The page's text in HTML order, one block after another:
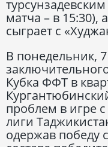
матча – в 15:30),
сыграет с
В понедельник,
Кубка ФФТ в
проблем в игре
лиги
одержав победу